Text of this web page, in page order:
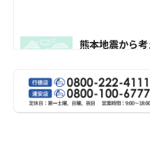
熊本地震から
受けられた皆
す。 今回の地